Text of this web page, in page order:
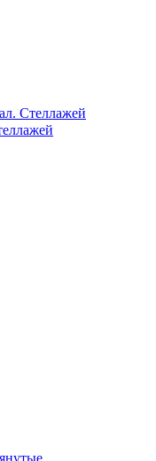
Стеллажей